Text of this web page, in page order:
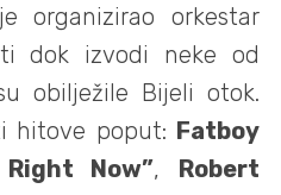
organizirao orkestar
dok izvodi neke od
obilježile Bijeli otok.
hitove poput: Fatboy
Now”, Robert